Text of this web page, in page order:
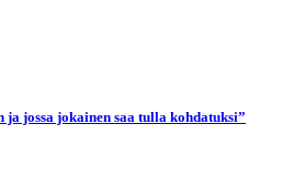
jossa jokainen saa tulla kohdatuksi”